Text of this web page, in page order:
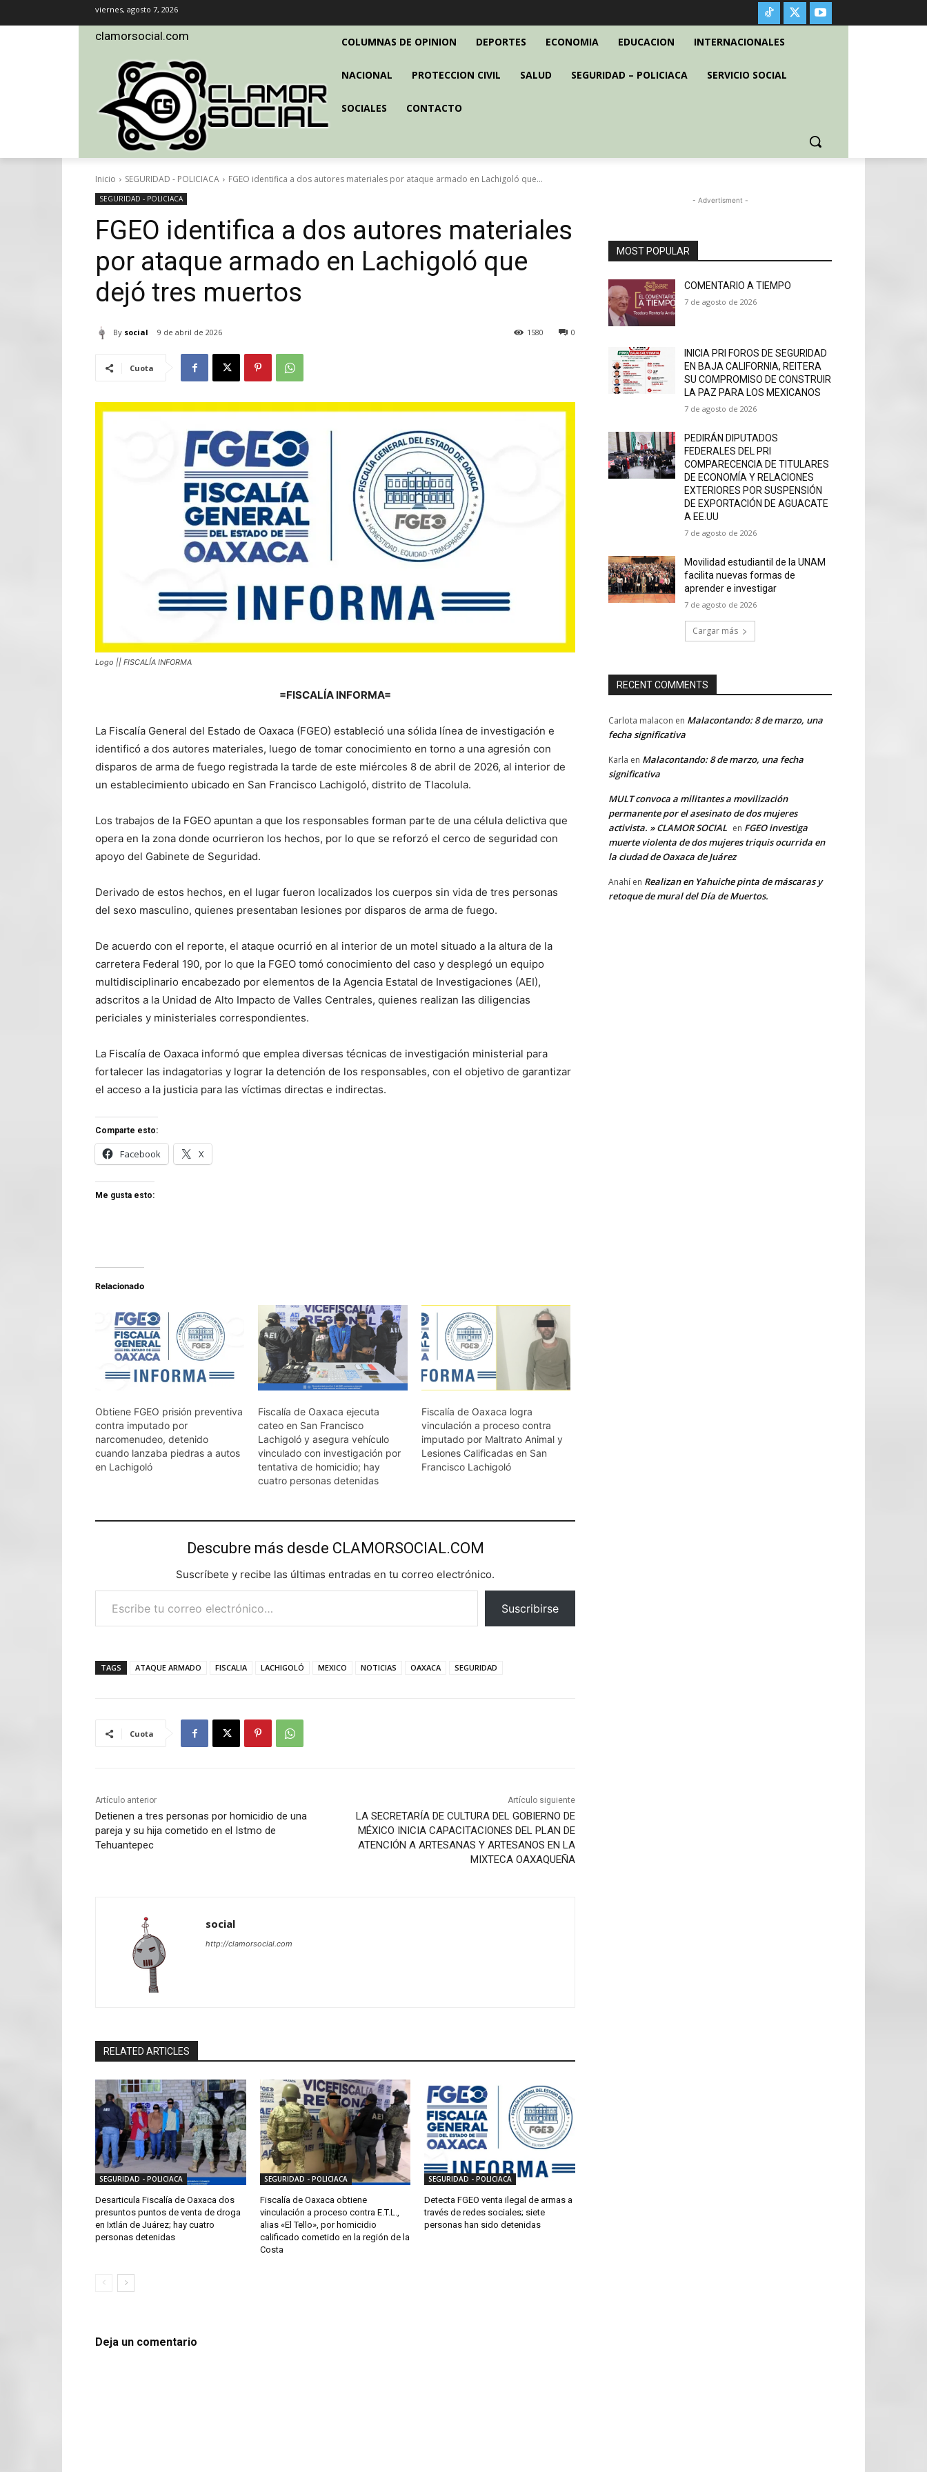
viernes, agosto 7, 2026
clamorsocial.com COLUMNAS DE OPINION DEPORTES ECONOMIA EDUCACION INTERNACIONALES
NACIONAL PROTECCION CIVIL SALUD SEGURIDAD – POLICIACA SERVICIO SOCIAL
SOCIALES CONTACTO
Inicio SEGURIDAD - POLICIACA FGEO identifica a dos autores materiales por ataque armado en Lachigoló que...
SEGURIDAD - POLICIACA
FGEO identifica a dos autores materiales
por ataque armado en Lachigoló que
dejó tres muertos
By social 9 de abril de 2026 0
1580
Cuota
Logo || FISCALÍA INFORMA
=FISCALÍA INFORMA=
La Fiscalía General del Estado de Oaxaca (FGEO) estableció una sólida línea de investigación e
identificó a dos autores materiales, luego de tomar conocimiento en torno a una agresión con
disparos de arma de fuego registrada la tarde de este miércoles 8 de abril de 2026, al interior de
un establecimiento ubicado en San Francisco Lachigoló, distrito de Tlacolula.
Los trabajos de la FGEO apuntan a que los responsables forman parte de una célula delictiva que
opera en la zona donde ocurrieron los hechos, por lo que se reforzó el cerco de seguridad con
apoyo del Gabinete de Seguridad.
Derivado de estos hechos, en el lugar fueron localizados los cuerpos sin vida de tres personas
del sexo masculino, quienes presentaban lesiones por disparos de arma de fuego.
De acuerdo con el reporte, el ataque ocurrió en al interior de un motel situado a la altura de la
carretera Federal 190, por lo que la FGEO tomó conocimiento del caso y desplegó un equipo
multidisciplinario encabezado por elementos de la Agencia Estatal de Investigaciones (AEI),
adscritos a la Unidad de Alto Impacto de Valles Centrales, quienes realizan las diligencias
periciales y ministeriales correspondientes.
La Fiscalía de Oaxaca informó que emplea diversas técnicas de investigación ministerial para
fortalecer las indagatorias y lograr la detención de los responsables, con el objetivo de garantizar
el acceso a la justicia para las víctimas directas e indirectas.
Comparte esto:
Facebook X
Me gusta esto:
Relacionado
Obtiene FGEO prisión preventiva
contra imputado por
narcomenudeo, detenido
cuando lanzaba piedras a autos
en Lachigoló
Fiscalía de Oaxaca ejecuta
cateo en San Francisco
Lachigoló y asegura vehículo
vinculado con investigación por
tentativa de homicidio; hay
cuatro personas detenidas
Fiscalía de Oaxaca logra
vinculación a proceso contra
imputado por Maltrato Animal y
Lesiones Calificadas en San
Francisco Lachigoló
Descubre más desde CLAMORSOCIAL.COM
Suscríbete y recibe las últimas entradas en tu correo electrónico.
Escribe tu correo electrónico…
Suscribirse
TAGS ATAQUE ARMADO FISCALIA LACHIGOLÓ MEXICO NOTICIAS OAXACA SEGURIDAD
Cuota
Artículo anterior
Detienen a tres personas por homicidio de una
pareja y su hija cometido en el Istmo de
Tehuantepec
Artículo siguiente
LA SECRETARÍA DE CULTURA DEL GOBIERNO DE
MÉXICO INICIA CAPACITACIONES DEL PLAN DE
ATENCIÓN A ARTESANAS Y ARTESANOS EN LA
MIXTECA OAXAQUEÑA
social
http://clamorsocial.com
RELATED ARTICLES
SEGURIDAD - POLICIACA
Desarticula Fiscalía de Oaxaca dos
presuntos puntos de venta de droga
en Ixtlán de Juárez; hay cuatro
personas detenidas
SEGURIDAD - POLICIACA
Fiscalía de Oaxaca obtiene
vinculación a proceso contra E.T.L.,
alias «El Tello», por homicidio
calificado cometido en la región de la
Costa
SEGURIDAD - POLICIACA
Detecta FGEO venta ilegal de armas a
través de redes sociales; siete
personas han sido detenidas
Deja un comentario
- Advertisment -
MOST POPULAR
COMENTARIO A TIEMPO
7 de agosto de 2026
INICIA PRI FOROS DE SEGURIDAD
EN BAJA CALIFORNIA, REITERA
SU COMPROMISO DE CONSTRUIR
LA PAZ PARA LOS MEXICANOS
7 de agosto de 2026
PEDIRÁN DIPUTADOS
FEDERALES DEL PRI
COMPARECENCIA DE TITULARES
DE ECONOMÍA Y RELACIONES
EXTERIORES POR SUSPENSIÓN
DE EXPORTACIÓN DE AGUACATE
A EE.UU
7 de agosto de 2026
Movilidad estudiantil de la UNAM
facilita nuevas formas de
aprender e investigar
7 de agosto de 2026
Cargar más
RECENT COMMENTS
Carlota malacon en Malacontando: 8 de marzo, una
fecha significativa
Karla en Malacontando: 8 de marzo, una fecha
significativa
MULT convoca a militantes a movilización
permanente por el asesinato de dos mujeres
activista. » CLAMOR SOCIAL en FGEO investiga
muerte violenta de dos mujeres triquis ocurrida en
la ciudad de Oaxaca de Juárez
Anahí en Realizan en Yahuiche pinta de máscaras y
retoque de mural del Día de Muertos.